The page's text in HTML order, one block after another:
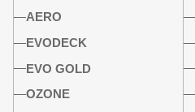
AERO
EVODECK
EVO GOLD
OZONE